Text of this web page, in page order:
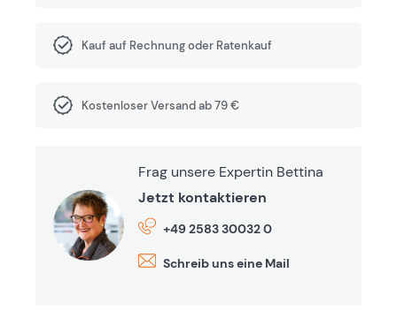
Kauf auf Rechnung oder Ratenkauf
Kostenloser Versand ab 79 €
Frag unsere Expertin Bettina
Jetzt kontaktieren
+49 2583 30032 0
Schreib uns eine Mail